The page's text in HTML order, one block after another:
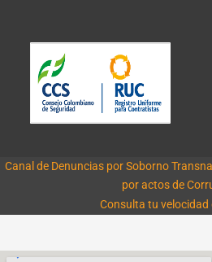
Canal de Denuncias por Soborno
por actos de
Consulta tu velocidad